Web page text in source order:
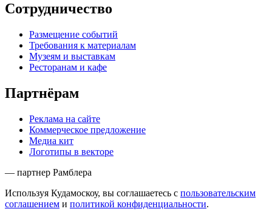
Сотрудничество
Размещение событий
Требования к материалам
Музеям и выставкам
Ресторанам и кафе
Партнёрам
Реклама на сайте
Коммерческое предложение
Медиа кит
Логотипы в векторе
— партнер Рамблера
Используя Кудамоскоу, вы соглашаетесь с пользовательским
соглашением и политикой конфиденциальности.